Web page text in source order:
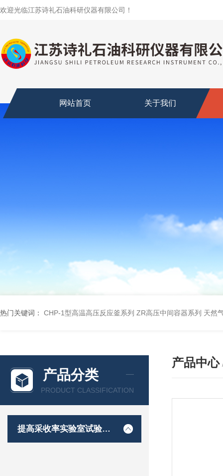
欢迎光临江苏诗礼石油科研仪器有限公司！
网站首页 关于我们
热门关键词： CHP-1型高温高压反应釜系列 ZR高压中间容器系列 天然
产品分类
PRODUCT CLASSIFICATION
提高采收率实验室试验装置
产品中心